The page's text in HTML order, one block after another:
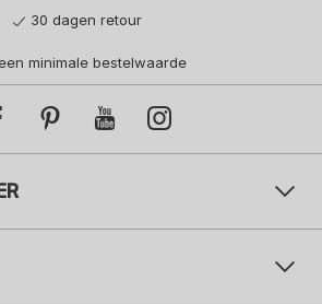
30 dagen retour
minimale bestelwaarde